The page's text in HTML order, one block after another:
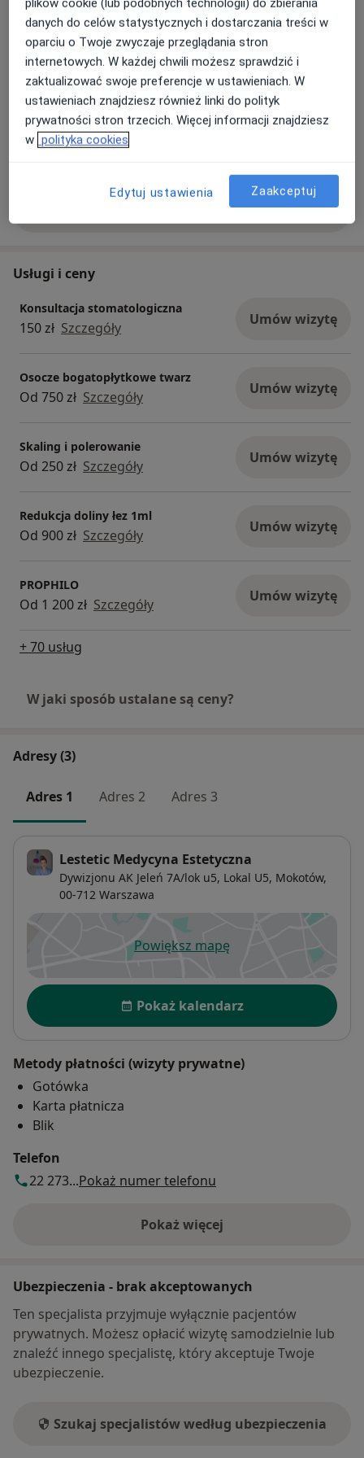
zdrowi, zadowoleni i pięknie uśmiechnięci Pacjenci.
Pokaż więcej aktualności (3)
Usługi i ceny
Konsultacja stomatologiczna
150 zł Szczegóły Umów wizytę
Osocze bogatopłytkowe twarz
Od 750 zł Szczegóły Umów wizytę
Skaling i polerowanie
Od 250 zł Szczegóły Umów wizytę
Redukcja doliny łez 1ml
Od 900 zł Szczegóły Umów wizytę
PROPHILO
Od 1 200 zł Szczegóły Umów wizytę
+ 70 usług
W jaki sposób ustalane są ceny?
Adresy (3)
Adres 1 Adres 2 Adres 3
Lestetic Medycyna Estetyczna
Dywizjonu AK Jeleń 7A/lok u5, Lokal U5, Mokotów,
00-712 Warszawa
Powiększ mapęotwiera się w nowej karcie
Dostępność
Pokaż kalendarz
Metody płatności (wizyty prywatne)
Gotówka
Karta płatnicza
Blik
Telefon
22 273...Pokaż numer telefonu
Pokaż więcej
o adresie
Ubezpieczenia - brak akceptowanych
Ten specjalista przyjmuje wyłącznie pacjentów
prywatnych. Możesz opłacić wizytę samodzielnie lub
znaleźć innego specjalistę, który akceptuje Twoje
ubezpieczenie.
Szukaj specjalistów według ubezpieczenia
plików cookie (lub podobnych technologii) do zbierania
danych do celów statystycznych i dostarczania treści w
oparciu o Twoje zwyczaje przeglądania stron
internetowych. W każdej chwili możesz sprawdzić i
zaktualizować swoje preferencje w ustawieniach. W
ustawieniach znajdziesz również linki do polityk
prywatności stron trzecich. Więcej informacji znajdziesz
w polityka cookies
Edytuj ustawienia Zaakceptuj